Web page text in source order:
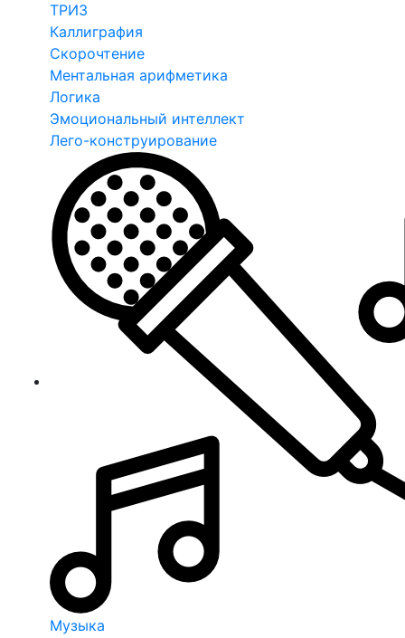
ТРИЗ
Каллиграфия
Скорочтение
Ментальная арифметика
Логика
Эмоциональный интеллект
Лего-конструирование
Музыка